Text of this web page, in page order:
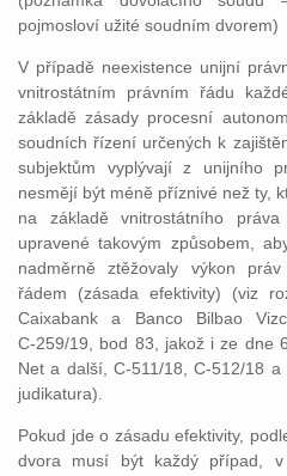
pojmosloví užité soudním dvorem)
V případě neexistence unijní
vnitrostátním právním řádu
základě zásady procesní
soudních řízení určených k
subjektům vyplývají z unijního
nesmějí být méně příznivé než ty,
na základě vnitrostátního
upravené takovým způsobem,
nadměrně ztěžovaly výkon
řádem (zásada efektivity) (viz
Caixabank a Banco Bilbao
C‑259/19, bod 83, jakož i ze dne
Net a další, C‑511/18, C‑512/18
judikatura).
Pokud jde o zásadu efektivity,
dvora musí být každý případ,